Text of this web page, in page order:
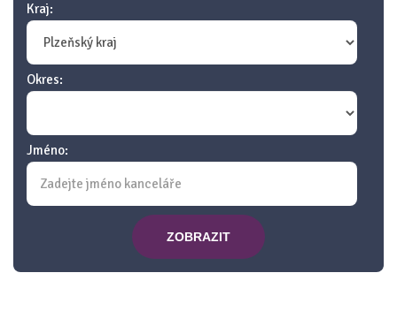
Kraj:
Okres:
Jméno:
ZOBRAZIT